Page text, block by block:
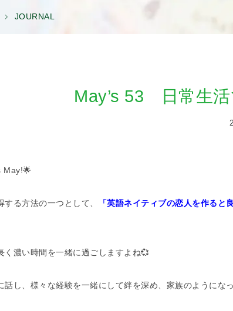
JOURNAL
May’s 53 日常生活
May!🌟
る方法の一つとして、 「英語ネイティブの恋人を作ると良
く濃い時間を一緒に過ごしますよね💞
話し、様々な経験を一緒にして絆を深め、家族のようにな